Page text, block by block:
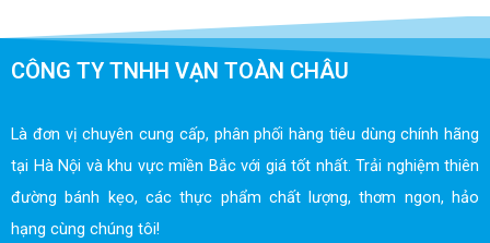
CÔNG TY TNHH VẠN TOÀN CHÂU
Là đơn vị chuyên cung cấp, phân phối hàng tiêu dùng chính hãng
tại Hà Nội và khu vực miền Bắc với giá tốt nhất. Trải nghiệm thiên
đường bánh kẹo, các thực phẩm chất lượng, thơm ngon, hảo
hạng cùng chúng tôi!